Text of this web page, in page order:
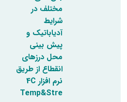
مختلف در
شرایط
آدیاباتیک و
پیش بینی
محل درزهای
انقطاع از طریق
نرم افزار 4C
Temp&Stre